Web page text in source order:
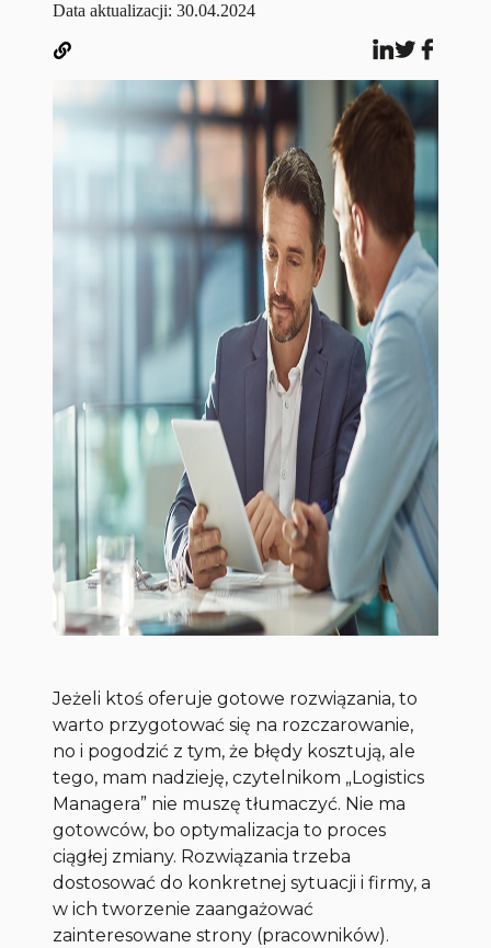
Data aktualizacji: 30.04.2024
Jeżeli ktoś oferuje gotowe rozwiązania, to
warto przygotować się na rozczarowanie,
no i pogodzić z tym, że błędy kosztują, ale
tego, mam nadzieję, czytelnikom „Logistics
Managera” nie muszę tłumaczyć. Nie ma
gotowców, bo optymalizacja to proces
ciągłej zmiany. Rozwiązania trzeba
dostosować do konkretnej sytuacji i firmy, a
w ich tworzenie zaangażować
zainteresowane strony (pracowników).